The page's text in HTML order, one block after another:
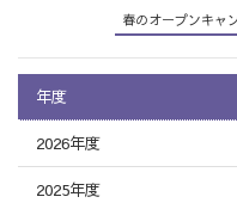
春のオープンキャ
年度
2026年度
2025年度